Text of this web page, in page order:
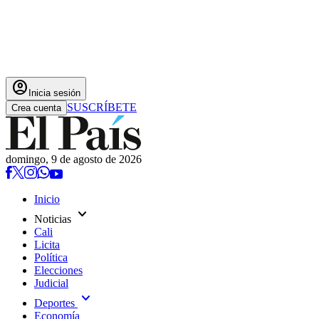
account_circle Inicia sesión
Crea cuenta SUSCRÍBETE
domingo, 9 de agosto de 2026
Inicio
Noticias expand_more
Cali
Licita
Política
Elecciones
Judicial
Deportes expand_more
Economía